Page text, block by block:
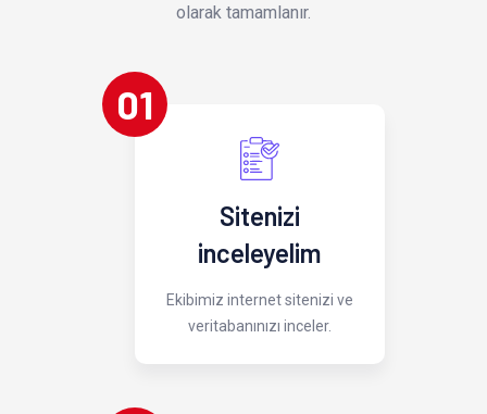
olarak tamamlanır.
01
Sitenizi
inceleyelim
Ekibimiz internet sitenizi ve
veritabanınızı inceler.